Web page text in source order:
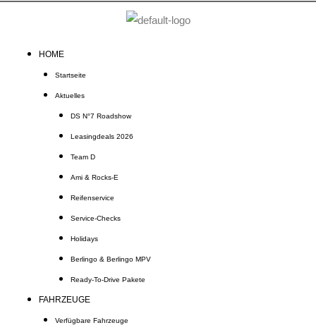
HOME
Startseite
Aktuelles
DS N°7 Roadshow
Leasingdeals 2026
Team D
Ami & Rocks-E
Reifenservice
Service-Checks
Holidays
Berlingo & Berlingo MPV
Ready-To-Drive Pakete
FAHRZEUGE
Verfügbare Fahrzeuge